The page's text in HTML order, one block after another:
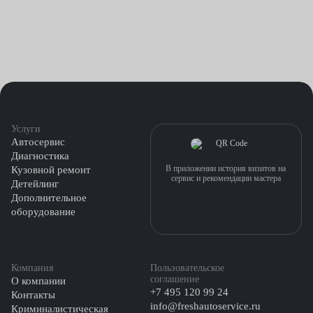
Услуги
Автосервис
Диагностика
Кузовной ремонт
Детейлинг
Дополнительное
оборудование
Компания
О компании
Контакты
Криминалистическая
Пользовательское
соглашение
+7 495 120 99 24
info@freshautoservice.ru
В приложении история визитов на
сервис и рекомендации мастера